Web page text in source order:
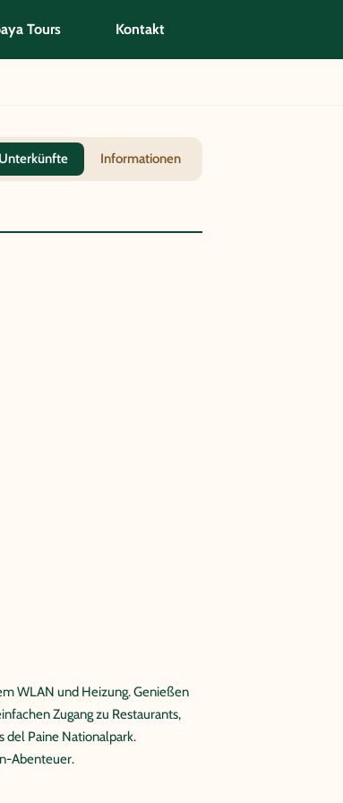
Tours Kontakt
Unterkünfte Informationen
WLAN und Heizung. Genießen
Zugang zu Restaurants,
del Paine Nationalpark.
Abenteuer.